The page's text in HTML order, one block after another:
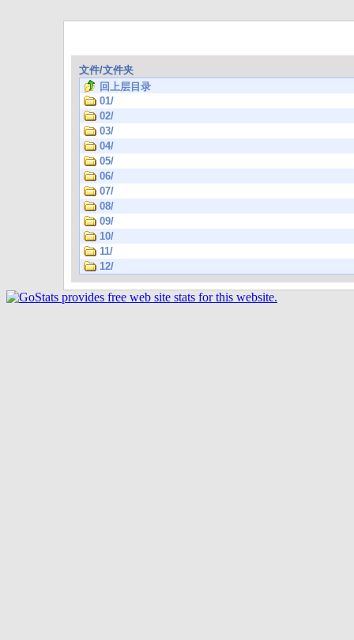
文件/文件夹
回上层目录
01/
02/
03/
04/
05/
06/
07/
08/
09/
10/
11/
12/